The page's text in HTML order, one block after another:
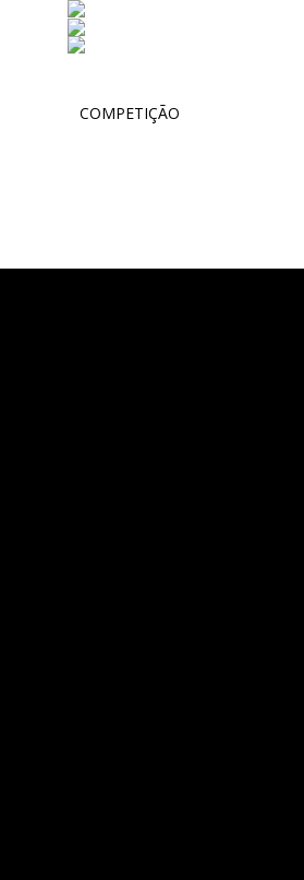
COMPETIÇÃO